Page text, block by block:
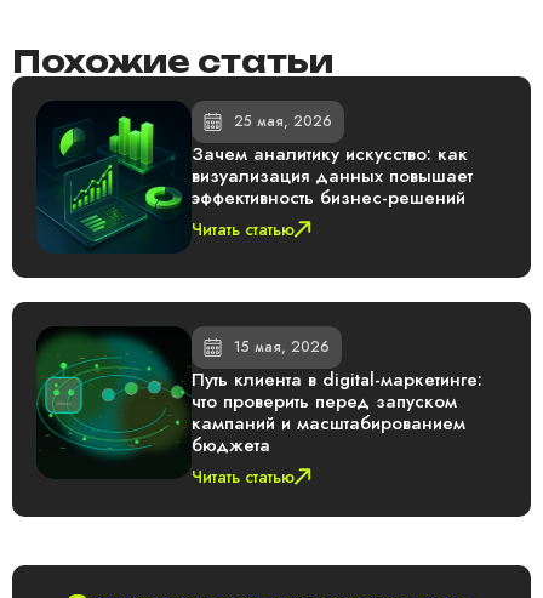
Похожие статьи
25 мая, 2026
Зачем аналитику искусство: как
визуализация данных повышает
эффективность бизнес-решений
Читать статью
15 мая, 2026
Путь клиента в digital-маркетинге:
что проверить перед запуском
кампаний и масштабированием
бюджета
Читать статью